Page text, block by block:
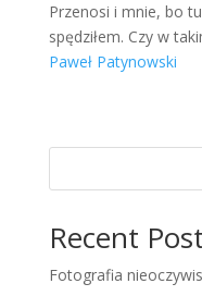
Przenosi i mnie, bo
spędziłem. Czy w
Paweł Patynowski
Recent
Fotografia